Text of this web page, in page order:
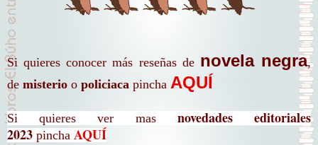
Si quieres conocer más reseñas de novela negra,
de misterio o policiaca pincha AQUÍ
Si quieres ver mas novedades editoriales
2023 pincha AQUÍ